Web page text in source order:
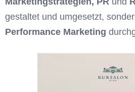
gestaltet und umgesetzt,
Performance Marketing